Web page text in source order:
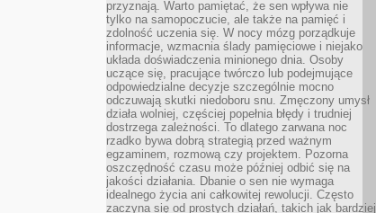
przyznają. Warto pamiętać, że sen wpływa nie
tylko na samopoczucie, ale także na pamięć i
zdolność uczenia się. W nocy mózg porządkuje
informacje, wzmacnia ślady pamięciowe i niejako
układa doświadczenia minionego dnia. Osoby
uczące się, pracujące twórczo lub podejmujące
odpowiedzialne decyzje szczególnie mocno
odczuwają skutki niedoboru snu. Zmęczony umysł
działa wolniej, częściej popełnia błędy i trudniej
dostrzega zależności. To dlatego zarwana noc
rzadko bywa dobrą strategią przed ważnym
egzaminem, rozmową czy projektem. Pozorna
oszczędność czasu może później odbić się na
jakości działania. Dbanie o sen nie wymaga
idealnego życia ani całkowitej rewolucji. Często
zaczyna się od prostych działań, takich jak bardziej